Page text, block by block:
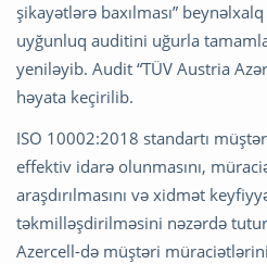
şikayətlərə baxılması”
uyğunluq auditini uğurla
yeniləyib. Audit “TÜV Austria
həyata keçirilib.
ISO 10002:2018 standartı
effektiv idarə olunmasını,
araşdırılmasını və xidmət
təkmilləşdirilməsini nəzərdə
Azercell-də müştəri